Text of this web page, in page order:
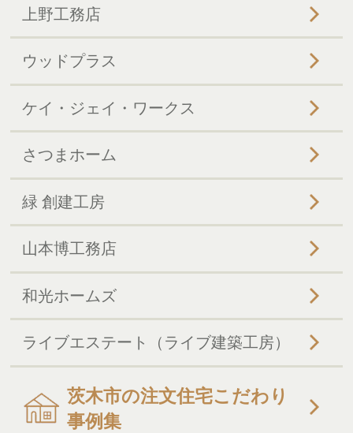
上野工務店
ウッドプラス
ケイ・ジェイ・ワークス
さつまホーム
緑 創建工房
山本博工務店
和光ホームズ
ライブエステート（ライブ建築工房）
茨木市の注文住宅こだわり
事例集